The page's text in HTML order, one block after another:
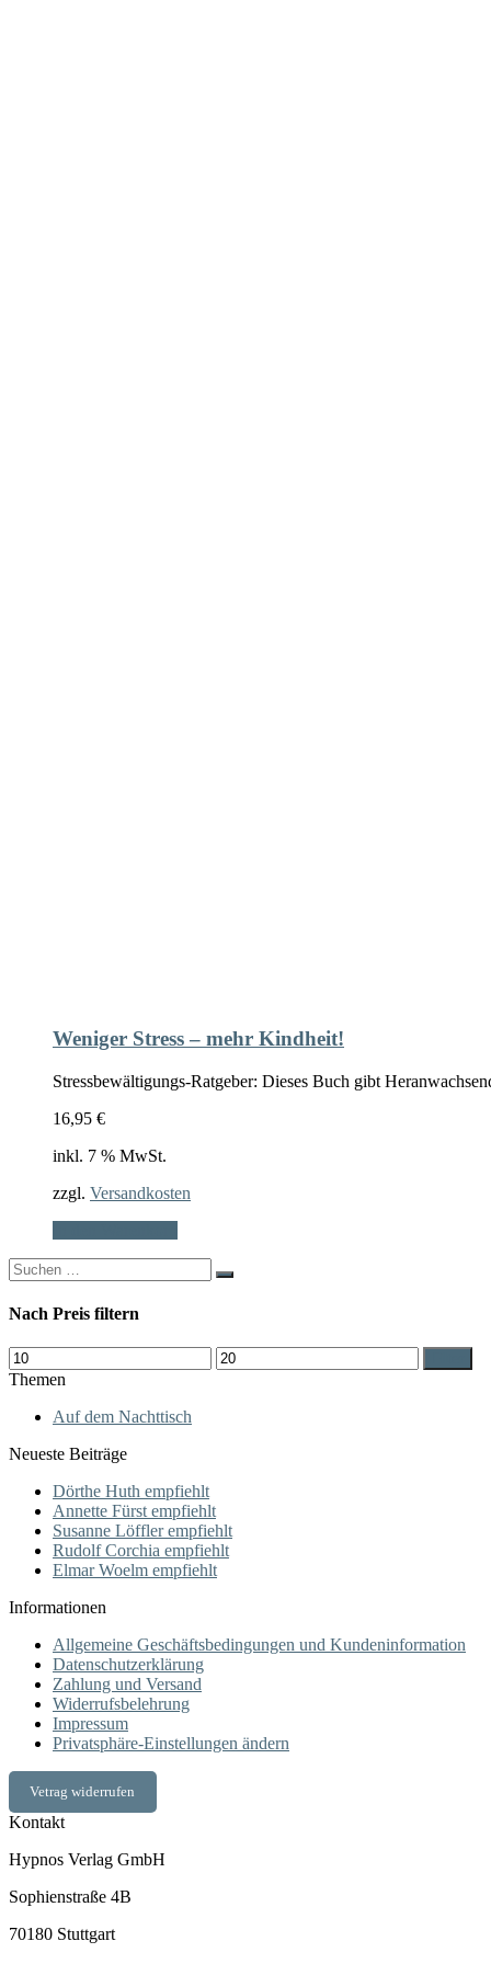
Weniger Stress – mehr Kindheit!
Stressbewältigungs-Ratgeber: Dieses Buch gibt
16,95 €
inkl. 7 % MwSt.
zzgl. Versandkosten
Search
for:
Nach Preis filtern
Min.
Preis
Max.
Preis
Themen
Auf dem Nachttisch
Neueste Beiträge
Dörthe Huth empfiehlt
Annette Fürst empfiehlt
Susanne Löffler empfiehlt
Rudolf Corchia empfiehlt
Elmar Woelm empfiehlt
Informationen
Allgemeine Geschäftsbedingungen und Kundeninformation
Datenschutzerklärung
Zahlung und Versand
Widerrufsbelehrung
Impressum
Privatsphäre-Einstellungen ändern
Vetrag widerrufen
Kontakt
Hypnos Verlag GmbH
Sophienstraße 4B
70180 Stuttgart